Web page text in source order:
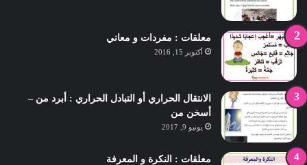
معلقات : مفردات و معاني
أكتوبر 15, 2016
الانتقال الحراري أو التبادل الحراري : أبرد من –
أسخن من
يونيو 9, 2017
معلقات : النكرة و المعرفة